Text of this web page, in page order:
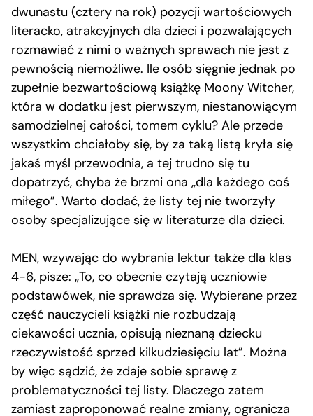
dwunastu (cztery na rok) pozycji wartościowych
literacko, atrakcyjnych dla dzieci i pozwalających
rozmawiać z nimi o ważnych sprawach nie jest z
pewnością niemożliwe. Ile osób sięgnie jednak po
zupełnie bezwartościową książkę Moony Witcher,
która w dodatku jest pierwszym, niestanowiącym
samodzielnej całości, tomem cyklu? Ale przede
wszystkim chciałoby się, by za taką listą kryła się
jakaś myśl przewodnia, a tej trudno się tu
dopatrzyć, chyba że brzmi ona „dla każdego coś
miłego”. Warto dodać, że listy tej nie tworzyły
osoby specjalizujące się w literaturze dla dzieci.
MEN, wzywając do wybrania lektur także dla klas
4-6, pisze: „To, co obecnie czytają uczniowie
podstawówek, nie sprawdza się. Wybierane przez
część nauczycieli książki nie rozbudzają
ciekawości ucznia, opisują nieznaną dziecku
rzeczywistość sprzed kilkudziesięciu lat”. Można
by więc sądzić, że zdaje sobie sprawę z
problematyczności tej listy. Dlaczego zatem
zamiast zaproponować realne zmiany, ogranicza